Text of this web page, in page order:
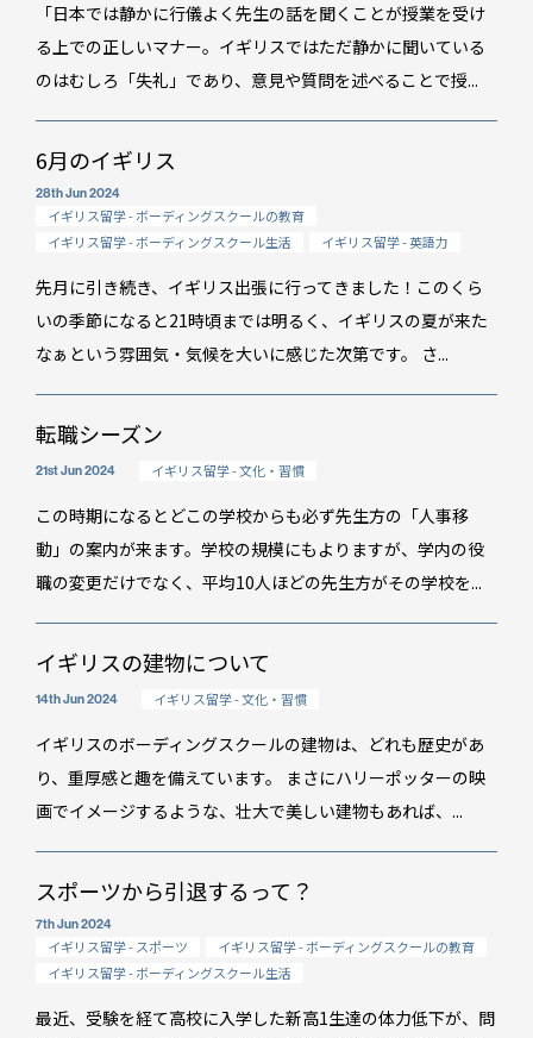
スタッフブログ
GTT通信
WO channel
会社情報
アクセス
プライバシーポリシー
採用情報
WO OB・OG会
資料請求
お問い合わせ： 03-3336-0591(平日9:30-17:30)
For UK Schools:
「日本では静かに行儀よく先生の話を聞くことが授業を受け
る上での正しいマナー。イギリスではただ静かに聞いている
のはむしろ「失礼」であり、意見や質問を述べることで授...
6月のイギリス
28th Jun 2024
イギリス留学 - ボーディングスクールの教育
イギリス留学 - ボーディングスクール生活
イギリス留学 - 英語力
先月に引き続き、イギリス出張に行ってきました！このくら
いの季節になると21時頃までは明るく、イギリスの夏が来た
なぁという雰囲気・気候を大いに感じた次第です。 さ...
転職シーズン
21st Jun 2024 イギリス留学 - 文化・習慣
この時期になるとどこの学校からも必ず先生方の「人事移
動」の案内が来ます。学校の規模にもよりますが、学内の役
職の変更だけでなく、平均10人ほどの先生方がその学校を...
イギリスの建物について
14th Jun 2024 イギリス留学 - 文化・習慣
イギリスのボーディングスクールの建物は、どれも歴史があ
り、重厚感と趣を備えています。 まさにハリーポッターの映
画でイメージするような、壮大で美しい建物もあれば、...
スポーツから引退するって？
7th Jun 2024
イギリス留学 - スポーツ
イギリス留学 - ボーディングスクールの教育
イギリス留学 - ボーディングスクール生活
最近、受験を経て高校に入学した新高1生達の体力低下が、問